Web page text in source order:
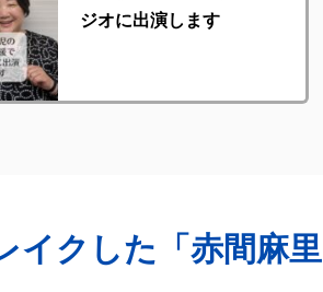
ジオに出演します
イクした「赤間麻里